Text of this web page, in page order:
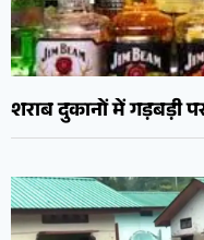
शराब दुकानों में गड़बड़ी